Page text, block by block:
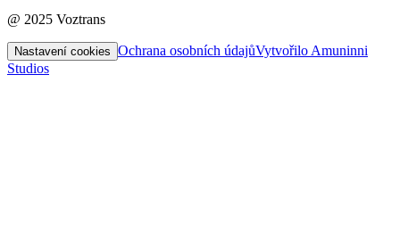
@ 2025 Voztrans
Nastavení cookies Ochrana osobních údajůVytvořilo Amuninni
Studios